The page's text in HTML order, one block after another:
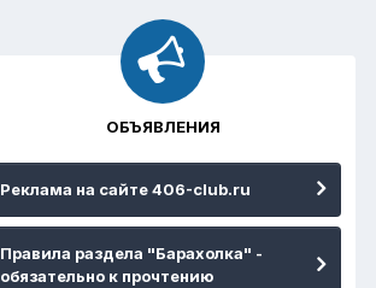
ОБЪЯВЛЕНИЯ
Реклама на сайте 406-club.ru
Правила раздела "Барахолка" -
обязательно к прочтению